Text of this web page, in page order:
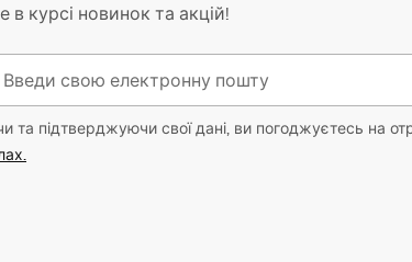
в курсі новинок та акцій!
та підтверджуючи свої дані, ви погоджуєтесь на